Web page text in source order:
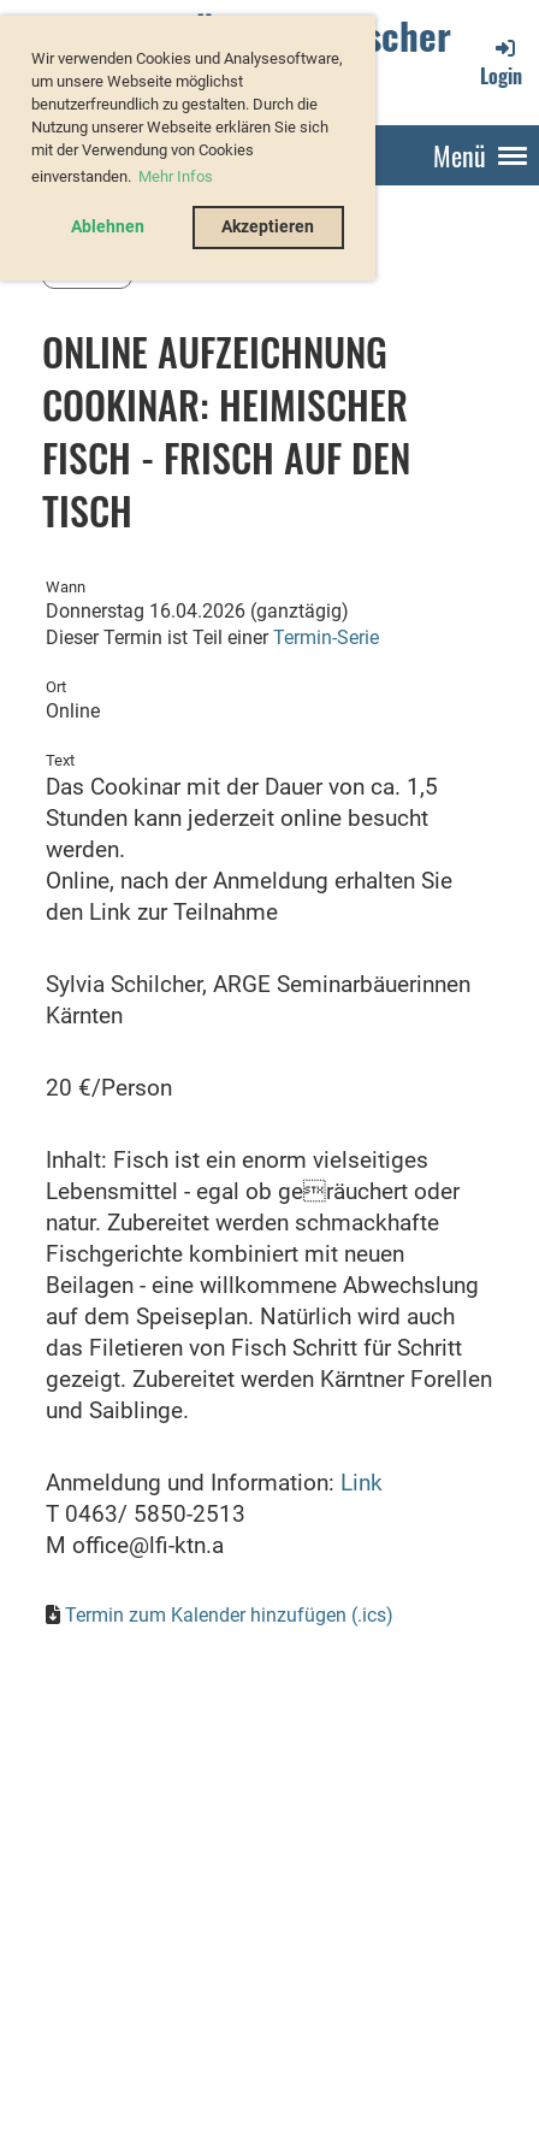
Wir verwenden Cookies und Analysesoftware,
um unsere Webseite möglichst
benutzerfreundlich zu gestalten. Durch die
Nutzung unserer Webseite erklären Sie sich
mit der Verwendung von Cookies
einverstanden. Mehr Infos
Ablehnen Akzeptieren
Verband Österreichischer
Forellenzüchter
Login
Menü
ONLINE AUFZEICHNUNG
COOKINAR: HEIMISCHER
FISCH - FRISCH AUF DEN
TISCH
Wann
Donnerstag 16.04.2026 (ganztägig)
Dieser Termin ist Teil einerTermin-Serie
Ort
Online
Text
Das Cookinar mit der Dauer von ca. 1,5
Stunden kann jederzeit online besucht
werden.
Online, nach der Anmeldung erhalten Sie
den Link zur Teilnahme
Sylvia Schilcher, ARGE Seminarbäuerinnen
Kärnten
20 €/Person
Inhalt: Fisch ist ein enorm vielseitiges
Lebensmittel - egal ob geräuchert oder
natur. Zubereitet werden schmackhafte
Fischgerichte kombiniert mit neuen
Beilagen - eine willkommene Abwechslung
auf dem Speiseplan. Natürlich wird auch
das Filetieren von Fisch Schritt für Schritt
gezeigt. Zubereitet werden Kärntner Forellen
und Saiblinge.
Anmeldung und Information: Link
T 0463/ 5850-2513
M office@lfi-ktn.a
Termin zum Kalender hinzufügen (.ics)